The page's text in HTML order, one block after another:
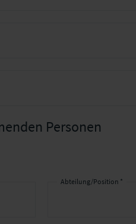
Personen
Abteilung/Position *